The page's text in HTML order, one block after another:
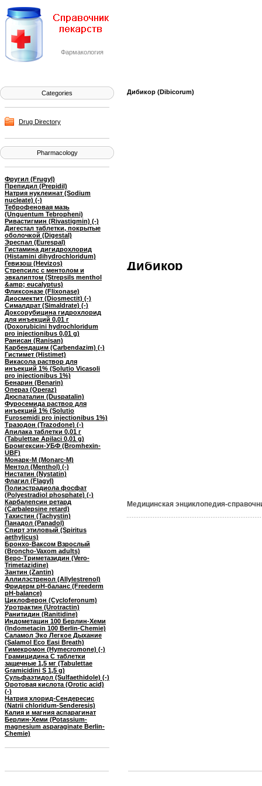
Фармакология
Categories
Drug Directory
Pharmacology
Фругил (Frugyl)
Препидил (Prepidil)
Натрия нуклеинат (Sodium
nucleate) (-)
Теброфеновая мазь
(Unguentum Tebropheni)
Ривастигмин (Rivastigmin) (-)
Дигестал таблетки, покрытые
оболочкой (Digestal)
Эреспал (Eurespal)
Гистамина дигидрохлорид
(Histamini dihydrochloridum)
Гевизош (Hevizos)
Стрепсилс с ментолом и
эвкалиптом (Strepsils menthol
&amp; eucalyptus)
Фликсоназе (Flixonase)
Диосмектит (Diosmectit) (-)
Сималдрат (Simaldrate) (-)
Доксорубицина гидрохлорид
для инъекций 0,01 г
(Doxorubicini hydrochloridum
pro injectionibus 0,01 g)
Ранисан (Ranisan)
Карбендацим (Carbendazim) (-)
Гистимет (Histimet)
Викасола раствор для
инъекций 1% (Solutio Vicasoli
pro injectionibus 1%)
Бенарин (Benarin)
Операз (Operaz)
Дюспаталин (Duspatalin)
Фуросемида раствор для
инъекций 1% (Solutio
Furosemidi pro injectionibus 1%)
Тразодон (Trazodone) (-)
Апилака таблетки 0,01 г
(Tabulettae Apilaci 0,01 g)
Бромгексин-УБФ (Bromhexin-
UBF)
Монарк-М (Monarc-M)
Ментол (Menthol) (-)
Нистатин (Nystatin)
Флагил (Flagyl)
Полиэстрадиола фосфат
(Polyestradiol phosphate) (-)
Карбалепсин ретард
(Carbalepsine retard)
Тахистин (Tachystin)
Панадол (Panadol)
Спирт этиловый (Spiritus
aethylicus)
Бронхо-Ваксом Взрослый
(Broncho-Vaxom adults)
Веро-Триметазидин (Vero-
Trimetazidine)
Зантин (Zantin)
Аллилэстренол (Allylestrenol)
Фридерм рН-баланс (Freederm
pH-balance)
Циклоферон (Cycloferonum)
Уротрактин (Urotractin)
Ранитидин (Ranitidine)
Индометацин 100 Берлин-Хеми
(Indometacin 100 Berlin-Chemie)
Саламол Эко Легкое Дыхание
(Salamol Eco Easi Breath)
Гимекромон (Hymecromone) (-)
Грамицидина С таблетки
защечные 1,5 мг (Tabulettae
Gramicidini S 1,5 g)
Сульфаэтидол (Sulfaethidole) (-)
Оротовая кислота (Orotic acid)
(-)
Натрия хлорид-Сендересис
(Natrii chloridum-Senderesis)
Калия и магния аспарагинат
Берлин-Хеми (Potassium-
magnesium asparaginate Berlin-
Chemie)
Дибикор (Dibicorum)
Дибикор
Медицинская энциклопедия-